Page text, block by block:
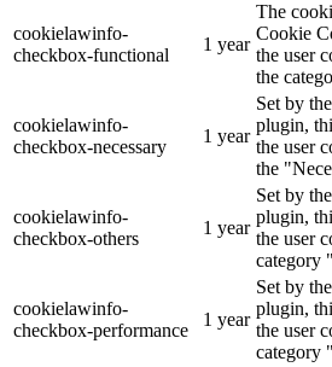
cookielawinfo-
checkbox-functional
1 year
The
Cookie
the user
the
cookielawinfo-
checkbox-necessary
1 year
Set by
plugin,
the user
the
cookielawinfo-
checkbox-others
1 year
Set by
plugin,
the user
category
cookielawinfo-
checkbox-performance
1 year
Set by
plugin,
the user
category